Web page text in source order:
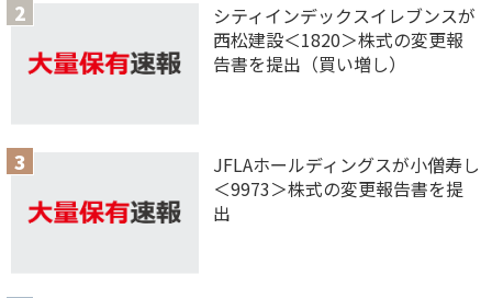
シティインデックスイレブンスが
西松建設＜1820＞株式の変更報
告書を提出（買い増し）
JFLAホールディングスが小僧寿し
＜9973＞株式の変更報告書を提
出